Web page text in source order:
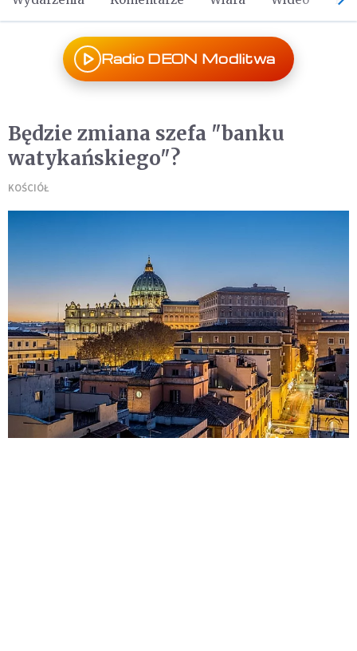
Radio DEON Modlitwa
Będzie zmiana szefa "banku
watykańskiego"?
KOŚCIÓŁ